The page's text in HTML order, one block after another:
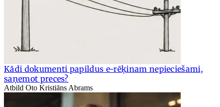
Kādi dokumenti papildus e-rēķinam nepieciešami,
saņemot preces?
Atbild Oto Kristiāns Abrams